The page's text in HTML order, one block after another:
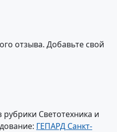
отзыва. Добавьте свой
Светотехника и
ГЕПАРД Санкт-